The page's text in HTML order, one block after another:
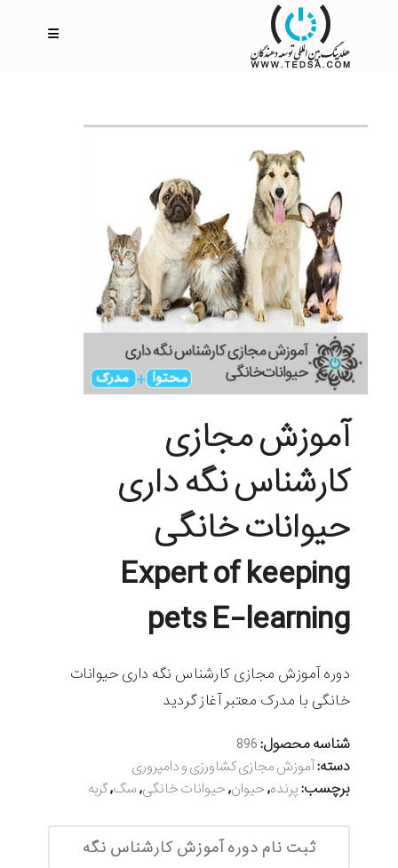
آموزش مجازی
کارشناس نگه داری
حیوانات خانگی
Expert of keeping
pets E-learning
دوره آموزش مجازی کارشناس نگه داری حیوانات
خانگی با مدرک معتبر آغاز گردید
شناسه محصول:896
دسته:آموزش مجازی کشاورزی و دامپروری
برچسب:پرنده,حیوان,حیوانات خانگی,سگ,گربه
ثبت نام دوره آموزش کارشناس نگه